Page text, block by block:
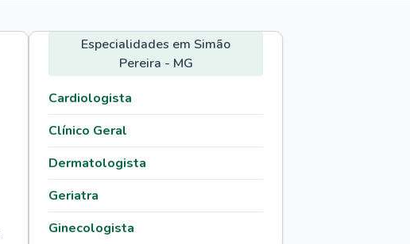
Especialidades em Simão
Pereira - MG
Cardiologista
Clínico Geral
Dermatologista
Geriatra
Ginecologista